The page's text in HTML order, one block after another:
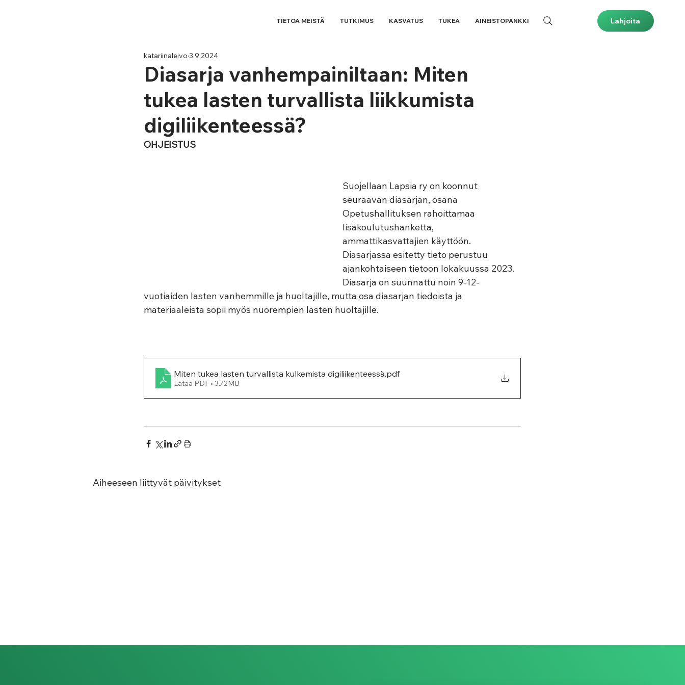
TIETOA MEISTÄ TUTKIMUS KASVATUS TUKEA AINEISTOPANKKI Lahjoita
Diasarja vanhempainiltaan: Miten
tukea lasten turvallista liikkumista
digiliikenteessä?
katariinaleivo 3.9.2024
OHJEISTUS
Suojellaan Lapsia ry on koonnut
seuraavan diasarjan, osana
Opetushallituksen rahoittamaa
lisäkoulutushanketta,
ammattikasvattajien käyttöön.
Diasarjassa esitetty tieto perustuu
ajankohtaiseen tietoon lokakuussa 2023.
Diasarja on suunnattu noin 9-12-
vuotiaiden lasten vanhemmille ja huoltajille, mutta osa diasarjan tiedoista ja
materiaaleista sopii myös nuorempien lasten huoltajille.
Miten tukea lasten turvallista kulkemista digiliikenteessä.pdf
Lataa PDF • 3.72MB
Aiheeseen liittyvät päivitykset